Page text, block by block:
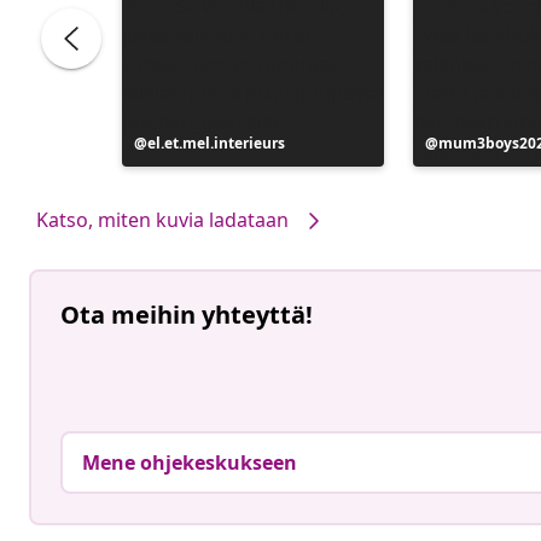
Julkaissut
el.et.mel.interieurs Julkaissut
Katso, miten kuvia ladataan
Ota meihin yhteyttä!
Mene ohjekeskukseen